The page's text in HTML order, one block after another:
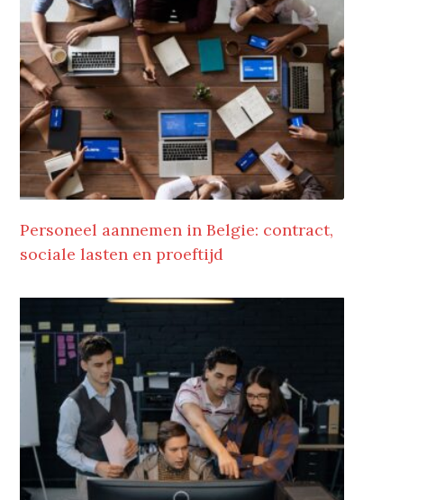
Personeel aannemen in Belgie: contract,
sociale lasten en proeftijd